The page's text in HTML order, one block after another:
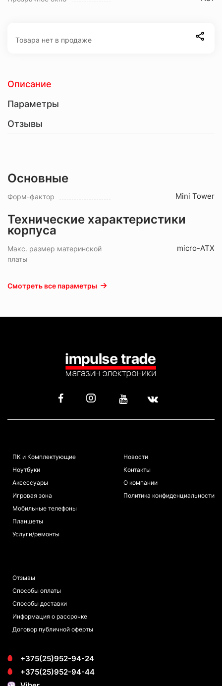
Товара нет в продаже
Описание
Параметры
Отзывы
Основные
Форм-фактор Mini Tower
Технические характеристики
корпуса
Макс. размер материнской
платы
micro-ATX
Смотреть все параметры
ПК и Комплектующие
Ноутбуки
Аксессуары
Игровая зона
Мобильные телефоны
Планшеты
Услуги/ремонты
Новости
Контакты
О компании
Политика конфиденциальности
Отзывы
Способы оплаты
Способы доставки
Информация о рассрочке
Договор публичной оферты
+375(25)952-94-24
+375(25)952-94-44